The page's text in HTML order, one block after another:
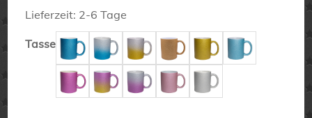
Lieferzeit: 2-6 Tage
Tasse